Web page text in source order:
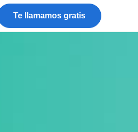
Te llamamos gratis